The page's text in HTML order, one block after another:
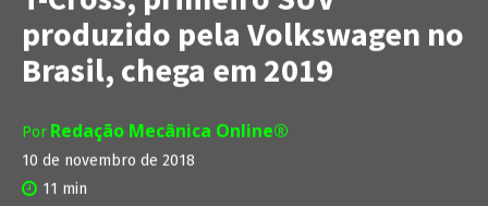
produzido pela Volkswagen no
Brasil, chega em 2019
Por Redação Mecânica Online®
10 de novembro de 2018
11 min